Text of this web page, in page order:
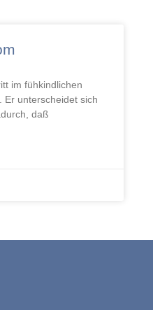
im fühkindlichen
Er unterscheidet sich
daß